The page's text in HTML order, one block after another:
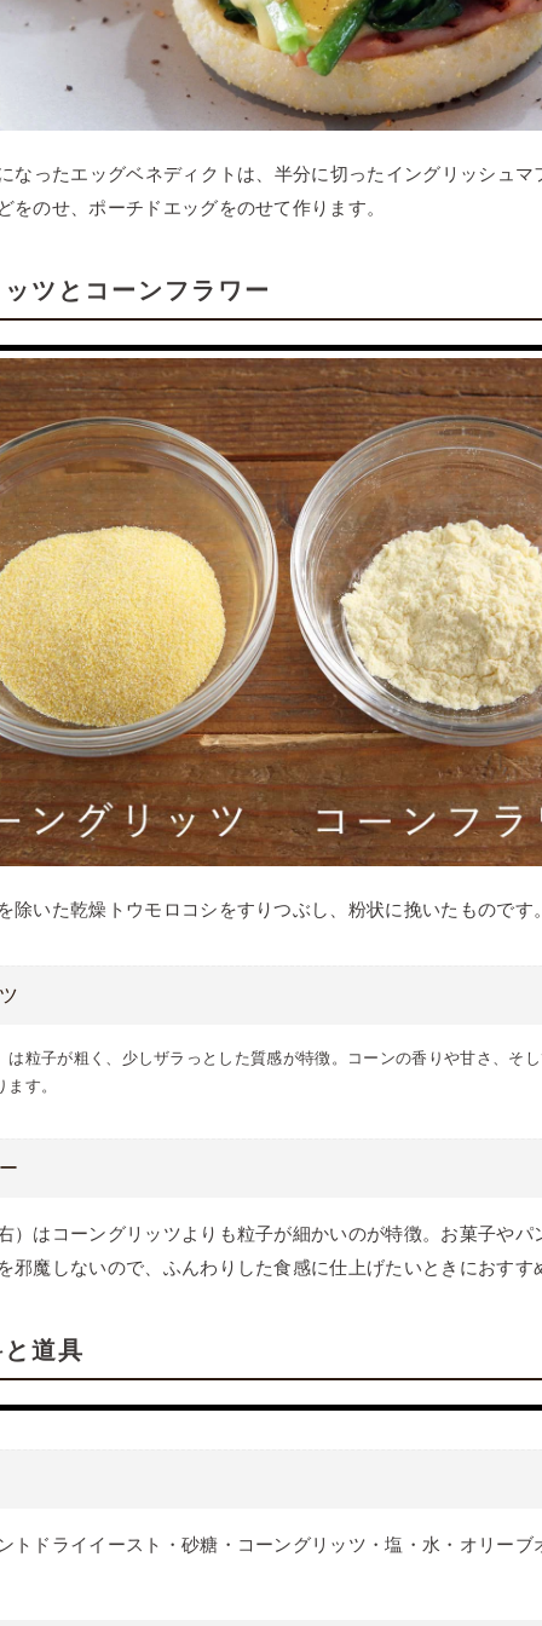
なったエッグベネディクトは、半分に切ったイングリッシュマ
をのせ、ポーチドエッグをのせて作ります。
ツとコーンフラワー
除いた乾燥トウモロコシをすりつぶし、粉状に挽いたものです
は粒子が粗く、少しザラっとした質感が特徴。コーンの香りや甘さ、そ
す。
）はコーングリッツよりも粒子が細かいのが特徴。お菓子やパ
邪魔しないので、ふんわりした食感に仕上げたいときにおすす
道具
トドライイースト・砂糖・コーングリッツ・塩・水・オリーブ